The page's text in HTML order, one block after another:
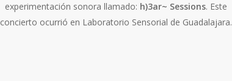
experimentación sonora llamado: h)3ar~ Sessions. Este
concierto ocurrió en Laboratorio Sensorial de Guadalajara.